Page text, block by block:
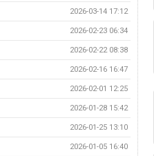
2026-03-14 17:12
2026-02-23 06:34
2026-02-22 08:38
2026-02-16 16:47
2026-02-01 12:25
2026-01-28 15:42
2026-01-25 13:10
2026-01-05 16:40